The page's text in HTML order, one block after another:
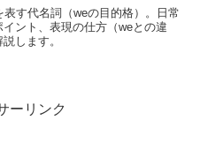
表す代名詞（weの目的格）。日常
ント、表現の仕方（weとの違
します。
ーリンク